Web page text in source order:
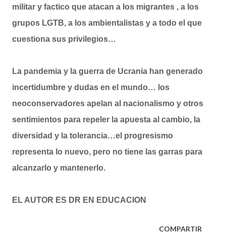
militar y factico que atacan a los migrantes , a los
grupos LGTB, a los ambientalistas y a todo el que
cuestiona sus privilegios…
La pandemia y la guerra de Ucrania han generado
incertidumbre y dudas en el mundo… los
neoconservadores apelan al nacionalismo y otros
sentimientos para repeler la apuesta al cambio, la
diversidad y la tolerancia…el progresismo
representa lo nuevo, pero no tiene las garras para
alcanzarlo y mantenerlo.
EL AUTOR ES DR EN EDUCACION
COMPARTIR